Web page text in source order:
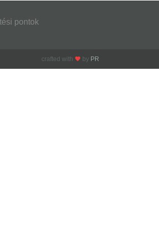
pontok
crafted with by PR